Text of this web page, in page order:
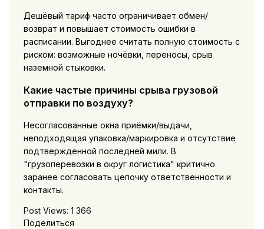
Дешёвый тариф часто ограничивает обмен/
возврат и повышает стоимость ошибки в
расписании. Выгоднее считать полную стоимость с
риском: возможные ночёвки, переносы, срыв
наземной стыковки.
Какие частые причины срыва грузовой
отправки по воздуху?
Несогласованные окна приёмки/выдачи,
неподходящая упаковка/маркировка и отсутствие
подтверждённой последней мили. В
"грузоперевозки в округ логистика" критично
заранее согласовать цепочку ответственности и
контакты.
Post Views: 1 366
Поделиться